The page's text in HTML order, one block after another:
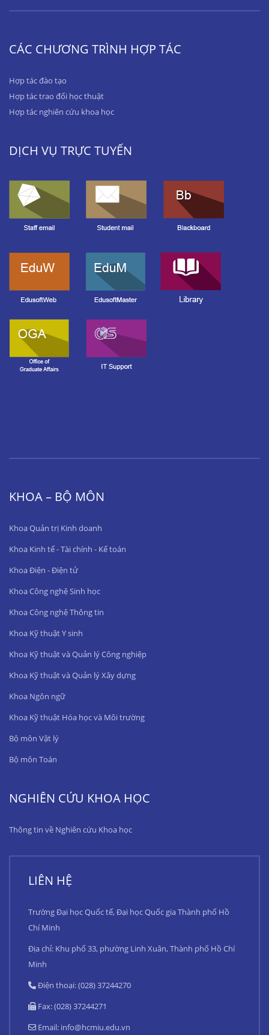
CÁC CHƯƠNG TRÌNH HỢP TÁC
Hợp tác đào tạo
Hợp tác trao đổi học thuật
Hợp tác nghiên cứu khoa học
DỊCH VỤ TRỰC TUYẾN
KHOA – BỘ MÔN
Khoa Quản trị Kinh doanh
Khoa Kinh tế - Tài chính - Kế toán
Khoa Điện - Điện tử
Khoa Công nghệ Sinh học
Khoa Công nghệ Thông tin
Khoa Kỹ thuật Y sinh
Khoa Kỹ thuật và Quản lý Công nghiệp
Khoa Kỹ thuật và Quản lý Xây dựng
Khoa Ngôn ngữ
Khoa Kỹ thuật Hóa học và Môi trường
Bộ môn Vật lý
Bộ môn Toán
NGHIÊN CỨU KHOA HỌC
Thông tin về Nghiên cứu Khoa học
LIÊN HỆ
Trường Đại học Quốc tế, Đại học Quốc gia Thành phố Hồ
Chí Minh
Địa chỉ: Khu phố 33, phường Linh Xuân, Thành phố Hồ Chí
Minh
Điện thoại: (028) 37244270
Fax: (028) 37244271
Email: info@hcmiu.edu.vn